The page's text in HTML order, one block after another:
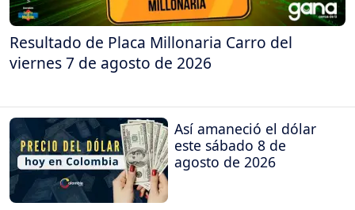
Resultado de Placa Millonaria Carro del
viernes 7 de agosto de 2026
Así amaneció el dólar
este sábado 8 de
agosto de 2026